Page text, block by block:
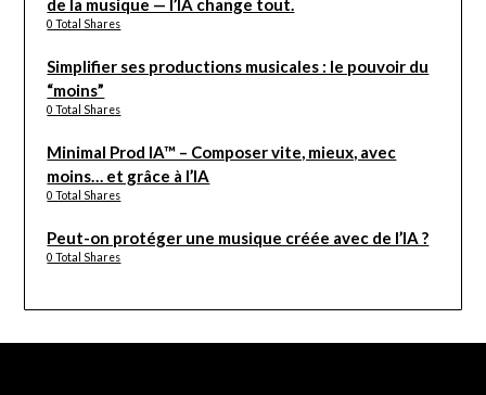
de la musique — l’IA change tout.
0 Total Shares
Simplifier ses productions musicales : le pouvoir du
“moins”
0 Total Shares
Minimal Prod IA™ – Composer vite, mieux, avec
moins… et grâce à l’IA
0 Total Shares
Peut-on protéger une musique créée avec de l’IA ?
0 Total Shares